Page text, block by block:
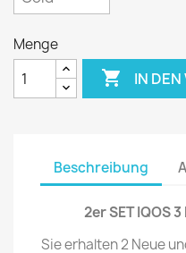
Menge
 IN
Beschreibung
2er SET IQOS
Sie erhalten 2 Neue